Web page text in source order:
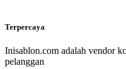
Terpercaya
Inisablon.com adalah vendor
pelanggan